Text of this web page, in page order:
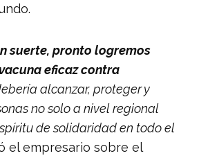
suerte, pronto logremos
eficaz contra
alcanzar, proteger y
no solo a nivel regional
de solidaridad en todo el
el empresario sobre el